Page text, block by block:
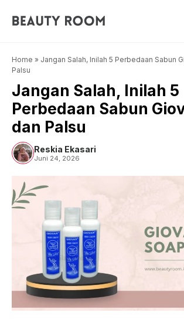
Home » Jangan Salah, Inilah 5 Perbedaan Sabun
Palsu
Jangan Salah, Inilah 5
Perbedaan Sabun
dan Palsu
Reskia Ekasari
Juni 24, 2026